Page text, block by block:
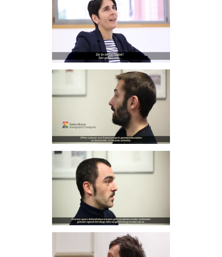
MARTA CORONADO
watch video
ENEKO ALCARAZ
watch video
ENEKO GIL
watch video
MIKEL ARISTEGUI